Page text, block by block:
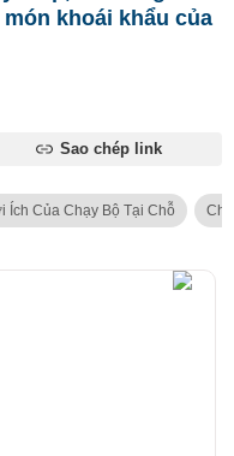
khoái khẩu của
Sao chép link
Ích Của Chạy Bộ Tại Chỗ